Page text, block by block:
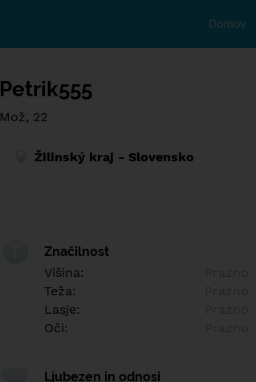
Domov
Petrik555
Mož, 22
Žilinský kraj - Slovensko
Značilnost
Višina:
Teža:
Lasje:
Oči:
Ljubezen in odnosi